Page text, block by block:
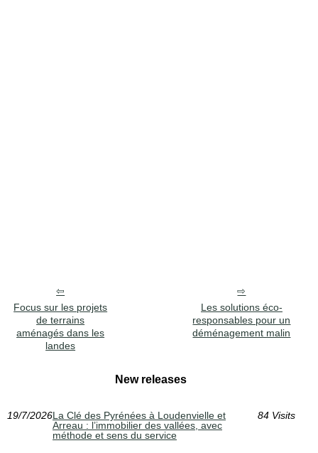
Focus sur les projets
de terrains
aménagés dans les
landes
Les solutions éco-
responsables pour un
déménagement malin
New releases
19/7/2026La Clé des Pyrénées à Loudenvielle et
Arreau : l’immobilier des vallées, avec
méthode et sens du service
84 Visits